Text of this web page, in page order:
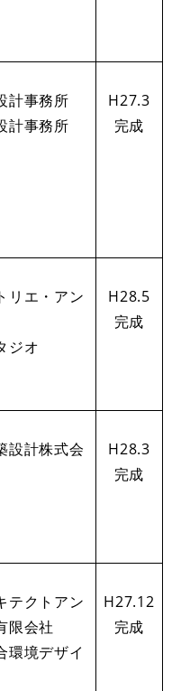
計事務所
計事務所
H27.3
完成
リエ・アン
ジオ
H28.5
完成
設計株式会
H28.3
完成
テクトアン
限会社
環境デザイ
H27.12
完成